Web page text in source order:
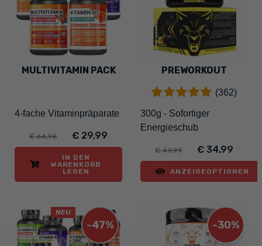
MULTIVITAMIN PACK
4-fache Vitaminpräparate
€ 64,96 € 29,99
IN DEN
WARENKORB
LEGEN
PREWORKOUT
(362)
300g - Sofortiger
Energieschub
€ 49,99 € 34,99
ANZEIGEOPTIONEN
-47%
NEU
-30%